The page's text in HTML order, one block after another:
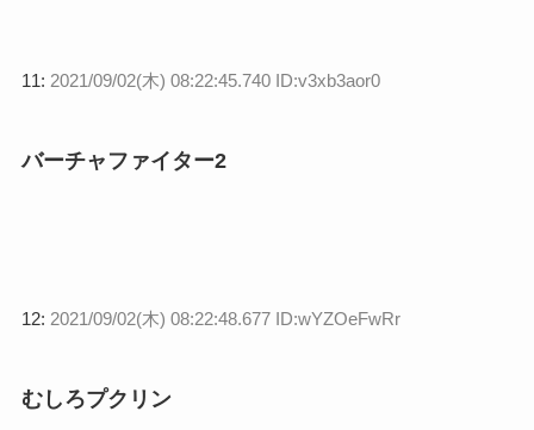
11: 2021/09/02(木) 08:22:45.740 ID:v3xb3aor0
バーチャファイター2
12: 2021/09/02(木) 08:22:48.677 ID:wYZOeFwRr
むしろプクリン